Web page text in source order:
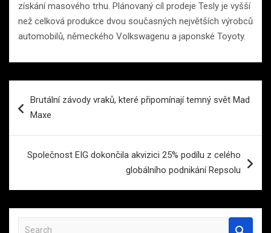
získání masového trhu. Plánovaný cíl prodeje Tesly je vyšší
než celková produkce dvou současných největších výrobců
automobilů, německého Volkswagenu a japonské Toyoty.
proBrutální závody vraků, které připomínají temný svět Mad
Maxe
Společnost EIG dokončila akvizici 25% podílu z celého
globálního podnikání Repsolu